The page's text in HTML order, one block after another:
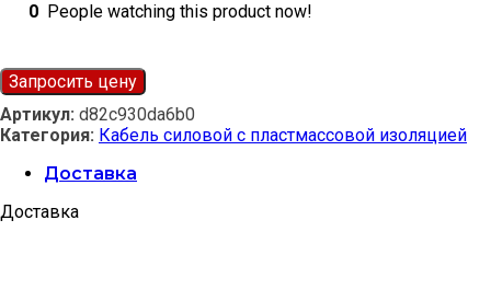
0 People watching this product now!
Запросить цену
Артикул: d82c930da6b0
Категория: Кабель силовой с пластмассовой изоляцией
Доставка
Доставка